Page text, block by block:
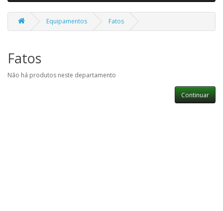
Equipamentos Fatos
Fatos
Não há produtos neste departamento
Continuar